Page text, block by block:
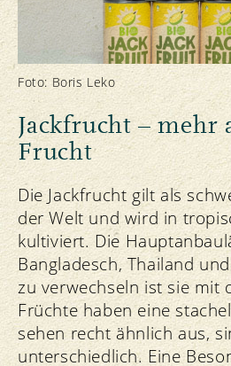
Foto: Boris Leko
Jackfrucht – mehr
Frucht
Die Jackfrucht gilt als
der Welt und wird in
kultiviert. Die
Bangladesch, Thailand
zu verwechseln ist sie mit
Früchte haben eine
sehen recht ähnlich aus,
unterschiedlich. Eine